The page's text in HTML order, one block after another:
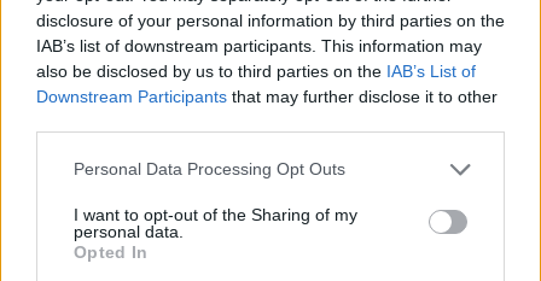
disclosure of your personal information by third parties on the
IAB’s list of downstream participants. This information may
also be disclosed by us to third parties on the IAB’s List of
Downstream Participants that may further disclose it to other
Personal Data Processing Opt Outs
I want to opt-out of the Sharing of my
personal data.
Opted In
Ndeshja Argjentinë–Egjipt
vendos rekord historik në
Google, kërkimet arrijnë nivele